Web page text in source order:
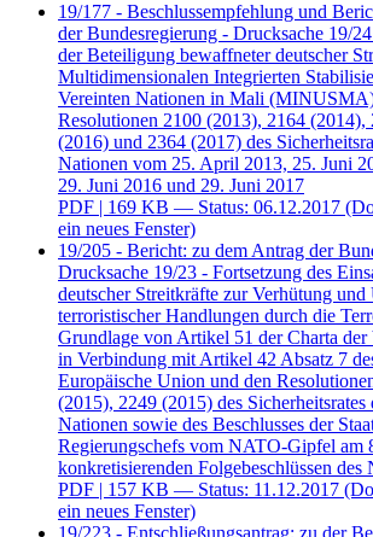
19/177 - Beschlussempfehlung und
der Bundesregierung - Drucksache 19/
der Beteiligung bewaffneter deutscher
Multidimensionalen Integrierten
Vereinten Nationen in Mali
Resolutionen 2100 (2013), 2164 (2014),
(2016) und 2364 (2017) des
Nationen vom 25. April 2013, 25. Juni
29. Juni 2016 und 29. Juni 2017
PDF | 169 KB — Status: 06.12.2017
ein neues Fenster)
19/205 - Bericht: zu dem Antrag der
Drucksache 19/23 - Fortsetzung des
deutscher Streitkräfte zur Verhütung
terroristischer Handlungen durch die
Grundlage von Artikel 51 der Charta der
in Verbindung mit Artikel 42 Absatz 7
Europäische Union und den
(2015), 2249 (2015) des Sicherheitsrates
Nationen sowie des Beschlusses der
Regierungschefs vom NATO-Gipfel am
konkretisierenden Folgebeschlüssen des
PDF | 157 KB — Status: 11.12.2017
ein neues Fenster)